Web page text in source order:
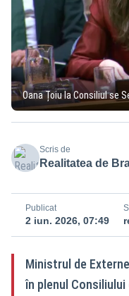
Oana Țoiu la Consiliul se
Scris de
Realitatea de
Publicat
2 iun. 2026, 07:49
Ministrul de
în plenul